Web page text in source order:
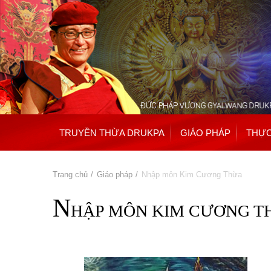
TRUYỀN THỪA DRUKPA GIÁO PHÁP
Trang chủ » Giáo pháp » Nhập môn Kim Cương Thừa
NHẬP MÔN KIM CƯƠNG